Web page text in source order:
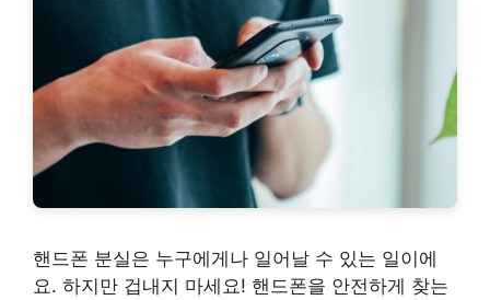
핸드폰 분실은 누구에게나 일어날 수 있는 일이에
요. 하지만 겁내지 마세요! 핸드폰을 안전하게 찾는